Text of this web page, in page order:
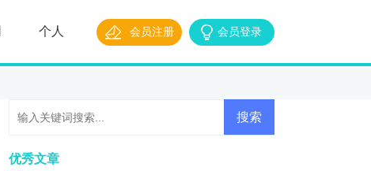
个人 会员登录
会员注册
优秀文章